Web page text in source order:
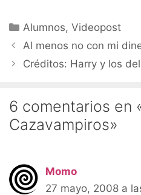
Categorías
Alumnos,Videopost
Al menos no con mi
Créditos: Harry y los
6 comentarios en
Cazavampiros»
Momo
27 mayo, 2008 a